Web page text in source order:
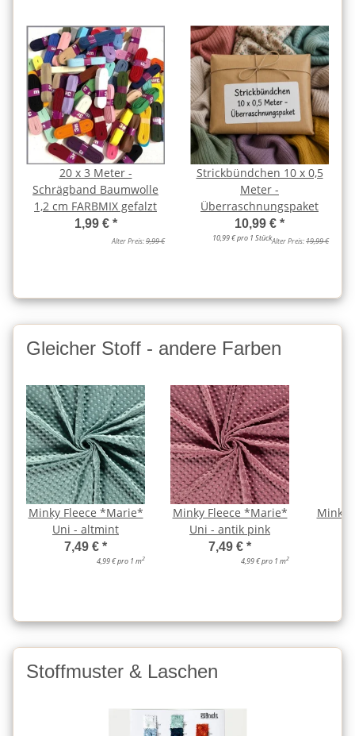
20 x 3 Meter -
Schrägband Baumwolle
1,2 cm FARBMIX gefalzt
1,99 € *
Alter Preis:9,99 €
Strickbündchen 10 x 0,5
Meter -
Überraschnungspaket
10,99 € *
10,99 € pro 1 StückAlter Preis:19,99 €
Gleicher Stoff - andere Farben
Minky Fleece *Marie*
Uni - altmint
7,49 € *
4,99 € pro 1 m2
Minky Fleece *Marie*
Uni - antik pink
7,49 € *
4,99 € pro 1 m2
Minky
Stoffmuster & Laschen